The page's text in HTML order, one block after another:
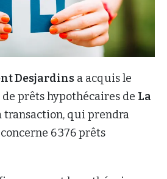
Desjardins a acquis le
prêts hypothécaires de La
transaction, qui prendra
6 376 prêts